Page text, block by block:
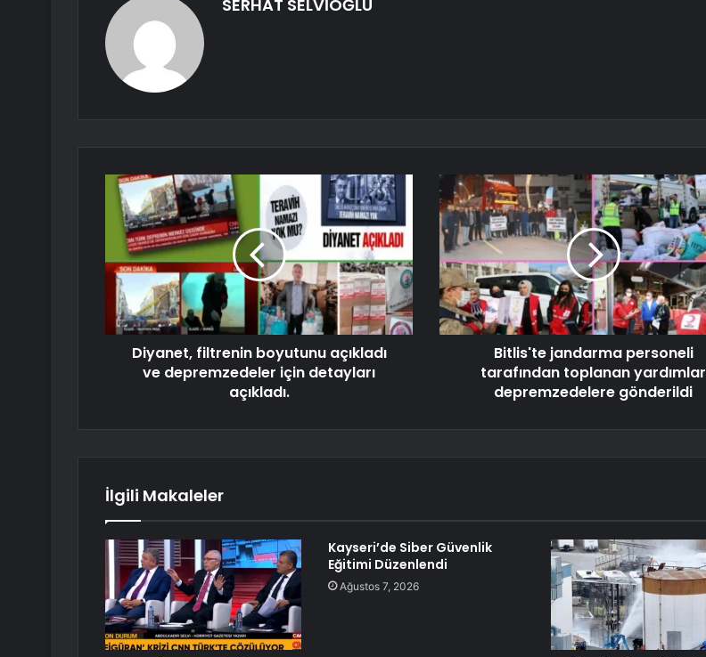
SERHAT SELVİOĞLU
Diyanet, filtrenin boyutunu açıkladı
ve depremzedeler için detayları
açıkladı.
Bitlis'te jandarma personeli
tarafından toplanan yardımlar
depremzedelere gönderildi
İlgili Makaleler
Kayseri’de Siber Güvenlik
Eğitimi Düzenlendi
Ağustos 7, 2026